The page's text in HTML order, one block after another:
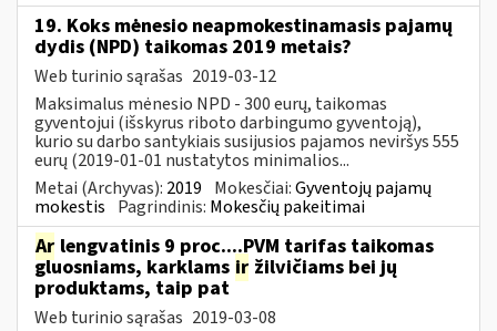
19. Koks mėnesio neapmokestinamasis pajamų
dydis (NPD) taikomas 2019 metais?
Web turinio sąrašas 2019-03-12
Maksimalus mėnesio NPD - 300 eurų, taikomas
gyventojui (išskyrus riboto darbingumo gyventoją),
kurio su darbo santykiais susijusios pajamos neviršys 555
eurų (2019-01-01 nustatytos minimalios...
Metai (Archyvas): 2019 Mokesčiai:Gyventojų pajamų
mokestis Pagrindinis: Mokesčių pakeitimai
Ar lengvatinis 9 proc....PVM tarifas taikomas
gluosniams, karklams ir žilvičiams bei jų
produktams, taip pat
Web turinio sąrašas 2019-03-08